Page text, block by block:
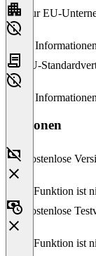
Nur EU-
Keine
EU-
Keine
Versionen
Kostenlose
Diese Funktion ist
Kostenlose
Diese Funktion ist